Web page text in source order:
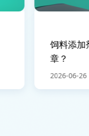
饲料添加
章？
2026-06-26